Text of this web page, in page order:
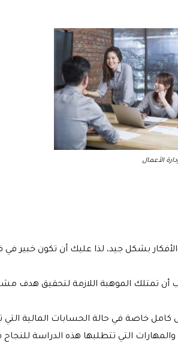
الأعمال
بشكل جيد، لذا عليك أن تكون خبير
أن تمتلك الموهبة اللازمة لتحقيق هدف
كامل خاصة في حالة الحسابات المالية التي
التي تتطلبها هذه الدراسة للنجاح